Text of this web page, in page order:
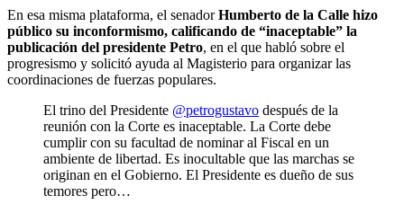
En esa misma plataforma, el senadorHumberto de la Calle hizo
público su inconformismo, calificando de “inaceptable” la
publicación del presidente Petro, en el que habló sobre el
progresismo y solicitó ayuda al Magisterio para organizar las
coordinaciones de fuerzas populares.
El trino del Presidente @petrogustavo después de la
reunión con la Corte es inaceptable. La Corte debe
cumplir con su facultad de nominar al Fiscal en un
ambiente de libertad. Es inocultable que las marchas se
originan en el Gobierno. El Presidente es dueño de sus
temores pero…